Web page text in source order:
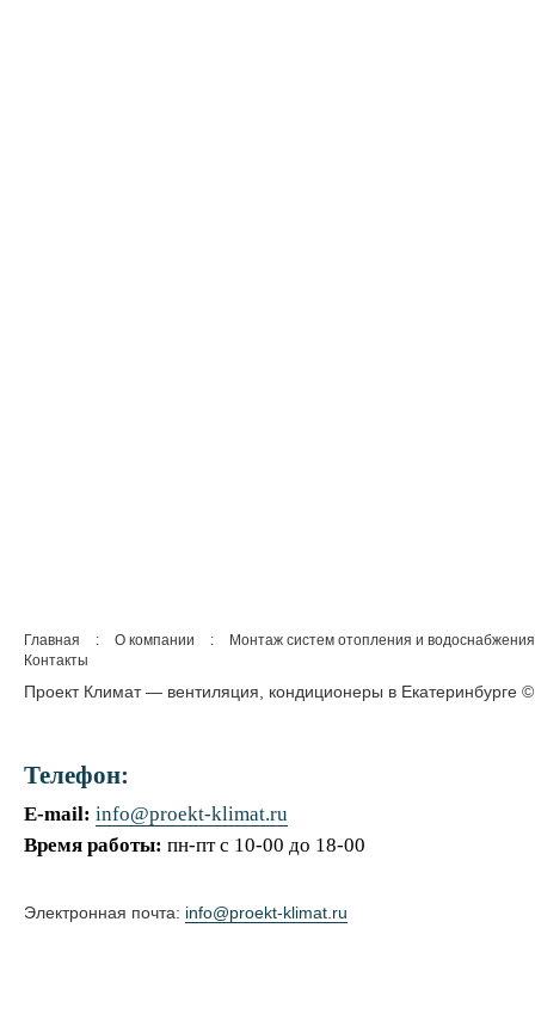
Главная : О компании :
Монтаж систем отопления и водоснабжения
Контакты
Проект Климат — вентиляция, кондиционеры в Екатеринбурге
Телефон:
E-mail: info@proekt-klimat.ru
Время работы: пн-пт с 10-00 до 18-00
Электронная почта: info@proekt-klimat.ru